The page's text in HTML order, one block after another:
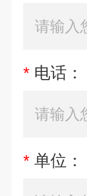
* 电话：
* 单位：